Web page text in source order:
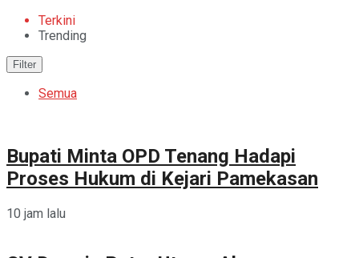
Terkini
Trending
Filter
Semua
Bupati Minta OPD Tenang Hadapi
Proses Hukum di Kejari Pamekasan
10 jam lalu